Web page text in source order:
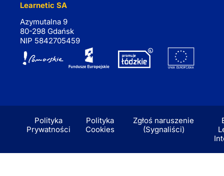
Learnetic SA
Azymutalna 9
80-298 Gdańsk
NIP 5842705459
Polityka
Prywatności
Polityka
Cookies
Zgłoś naruszenie
(Sygnaliści)